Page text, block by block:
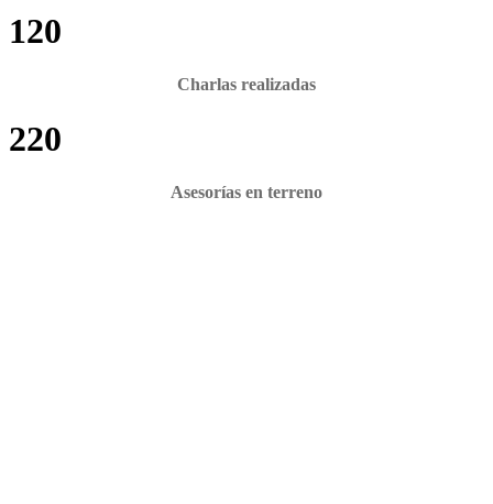
120
Charlas realizadas
220
Asesorías en terreno